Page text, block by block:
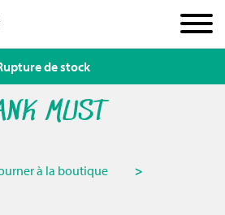
MUST
à la boutique >
de stock